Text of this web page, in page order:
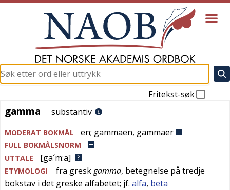
Fritekst-søk
gamma
gamma substantiv
MODERAT BOKMÅL en; gammaen, gammaer
FULL BOKMÅLSNORM
UTTALE
[ga´m:a]
ETYMOLOGI fra greskgamma, betegnelse på tredje
bokstav i det greske alfabetet; jf. alfa, beta